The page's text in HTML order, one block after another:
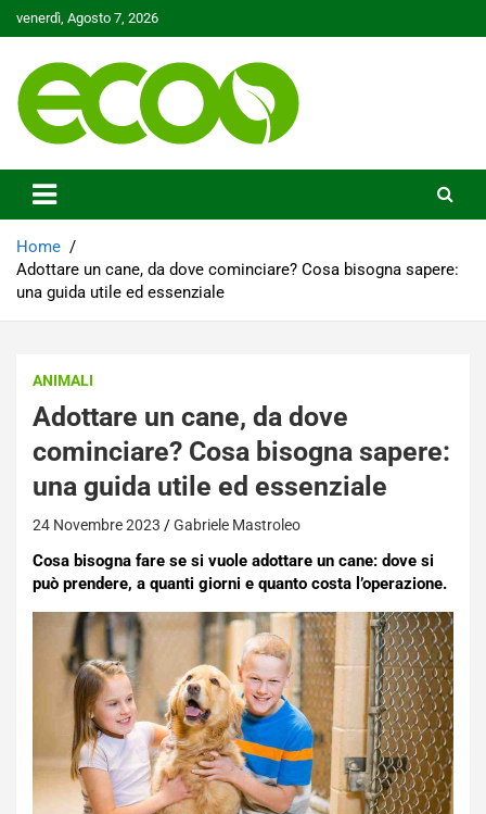
to
venerdì, Agosto 7, 2026
Ecoo.it
Home
Adottare un cane, da dove cominciare? Cosa bisogna sapere:
una guida utile ed essenziale
ANIMALI
Adottare un cane, da dove
cominciare? Cosa bisogna sapere:
una guida utile ed essenziale
24 Novembre 2023 Gabriele Mastroleo
Cosa bisogna fare se si vuole adottare un cane: dove si
può prendere, a quanti giorni e quanto costa l’operazione.